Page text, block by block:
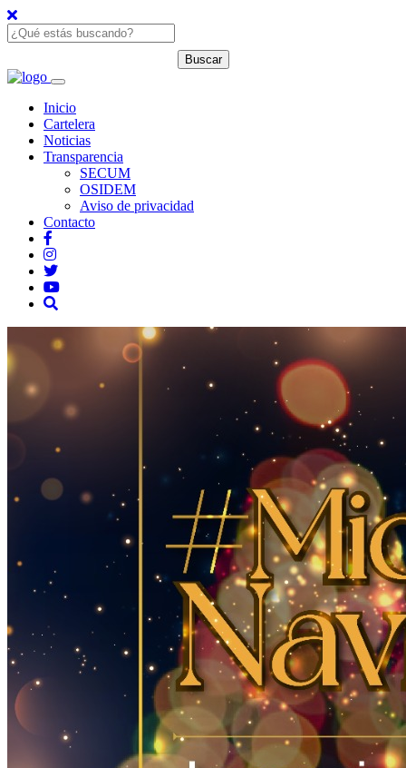
Inicio
Cartelera
Noticias
Transparencia
SECUM
OSIDEM
Aviso de privacidad
Contacto